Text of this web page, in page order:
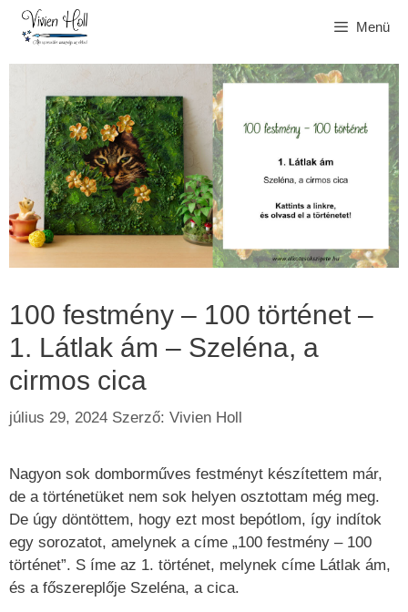
Kilépés
Menü
100 festmény – 100 történet –
1. Látlak ám – Szeléna, a
cirmos cica
július 29, 2024 Szerző: Vivien Holl
Nagyon sok domborműves festményt készítettem már,
de a történetüket nem sok helyen osztottam még meg.
De úgy döntöttem, hogy ezt most bepótlom, így indítok
egy sorozatot, amelynek a címe „100 festmény – 100
történet”. S íme az 1. történet, melynek címe Látlak ám,
és a főszereplője Szeléna, a cica.